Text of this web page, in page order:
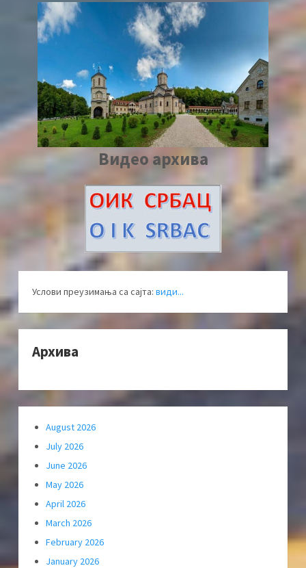
Видео архива
Услови преузимања са сајта: види...
Архива
August 2026
July 2026
June 2026
May 2026
April 2026
March 2026
February 2026
January 2026